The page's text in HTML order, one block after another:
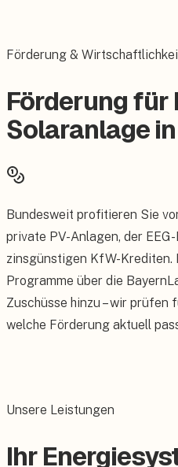
Förderung &
Förderung für
Solaranlage
Bundesweit profitieren Sie
private PV-Anlagen, der
zinsgünstigen KfW-Krediten.
Programme über die
Zuschüsse hinzu – wir
welche Förderung aktuell
Unsere Leistungen
Ihr